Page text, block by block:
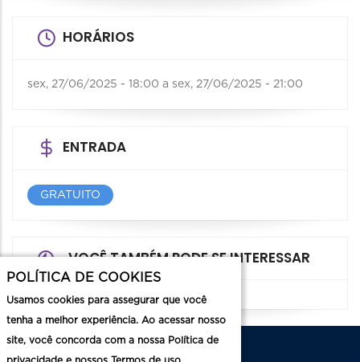
HORÁRIOS
sex, 27/06/2025 - 18:00 a sex, 27/06/2025 - 21:00
ENTRADA
GRATUITO
VOCÊ TAMBÉM PODE SE INTERESSAR
POLÍTICA DE COOKIES
Usamos cookies para assegurar que você
tenha a melhor experiência. Ao acessar nosso
site, você concorda com a nossa Política de